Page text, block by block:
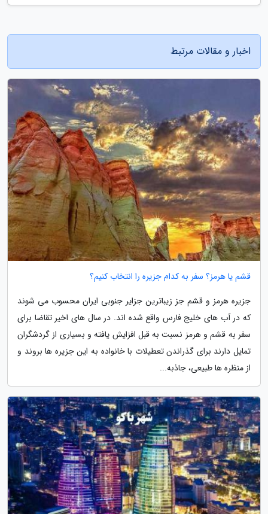
اخبار و مقالات مرتبط
قشم یا هرمز؟ سفر به کدام جزیره را انتخاب کنیم؟
جزیره هرمز و قشم جز زیباترین جزایر جنوبی ایران محسوب می شوند
که در آب های خلیج فارس واقع شده اند. در سال های اخیر تقاضا برای
سفر به قشم و هرمز نسبت به قبل افزایش یافته و بسیاری از گردشگران
تمایل دارند برای گذراندن تعطیلات با خانواده به این جزیره ها بروند و
از منظره ها طبیعی، جاذبه...